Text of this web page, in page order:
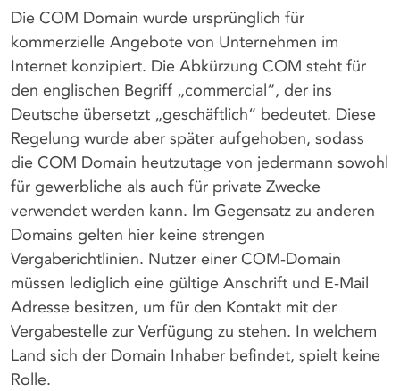
Die COM Domain wurde ursprünglich für
kommerzielle Angebote von Unternehmen im
Internet konzipiert. Die Abkürzung COM steht für
den englischen Begriff „commercial“, der ins
Deutsche übersetzt „geschäftlich“ bedeutet. Diese
Regelung wurde aber später aufgehoben, sodass
die COM Domain heutzutage von jedermann sowohl
für gewerbliche als auch für private Zwecke
verwendet werden kann. Im Gegensatz zu anderen
Domains gelten hier keine strengen
Vergaberichtlinien. Nutzer einer COM-Domain
müssen lediglich eine gültige Anschrift und E-Mail
Adresse besitzen, um für den Kontakt mit der
Vergabestelle zur Verfügung zu stehen. In welchem
Land sich der Domain Inhaber befindet, spielt keine
Rolle.